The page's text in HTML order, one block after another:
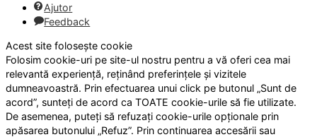
Ajutor
Feedback
Acest site folosește cookie
Folosim cookie-uri pe site-ul nostru pentru a vă oferi cea mai
relevantă experiență, reținând preferințele și vizitele
dumneavoastră. Prin efectuarea unui click pe butonul „Sunt de
acord”, sunteți de acord ca TOATE cookie-urile să fie utilizate.
De asemenea, puteți să refuzați cookie-urile opționale prin
apăsarea butonului „Refuz”. Prin continuarea accesării sau